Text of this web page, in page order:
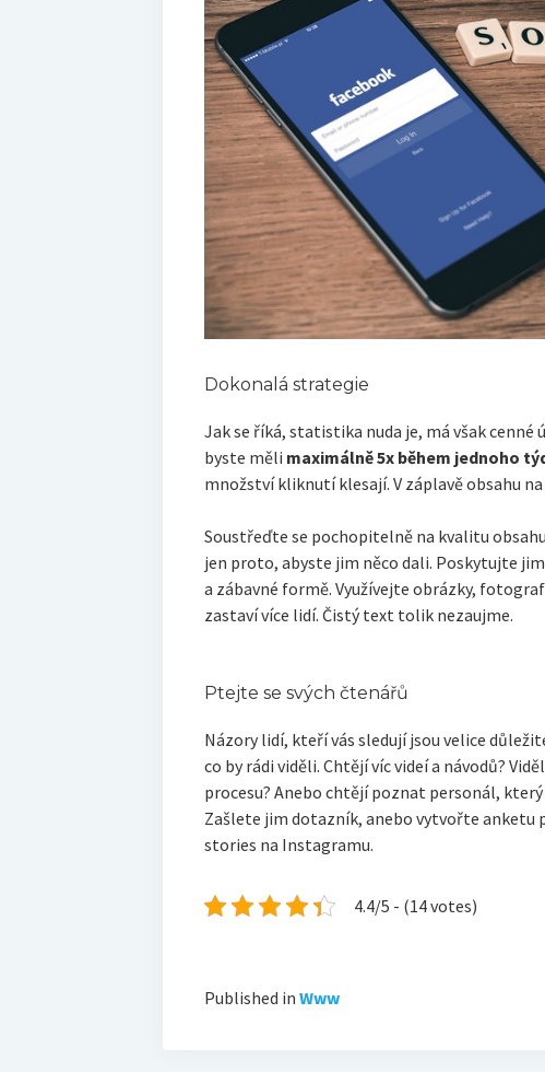
Dokonalá strategie
Jak se říká, statistika nuda je, má však cenné
byste měli maximálně 5x během jednoho
množství kliknutí klesají. V záplavě obsahu
Soustřeďte se pochopitelně na kvalitu
jen proto, abyste jim něco dali. Poskytujte
a zábavné formě. Využívejte obrázky,
zastaví více lidí. Čistý text tolik nezaujme.
Ptejte se svých čtenářů
Názory lidí, kteří vás sledují jsou velice
co by rádi viděli. Chtějí víc videí a návodů?
procesu? Anebo chtějí poznat personál,
Zašlete jim dotazník, anebo vytvořte anketu
stories na Instagramu.
4.4/5 - (14 votes)
Published in Www